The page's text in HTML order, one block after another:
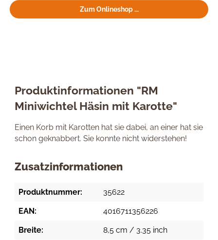
Zum Onlineshop ...
Produktinformationen "RM
Miniwichtel Häsin mit Karotte"
Einen Korb mit Karotten hat sie dabei, an einer hat sie
schon geknabbert. Sie konnte nicht widerstehen!
Zusatzinformationen
Produktnummer: 35622
EAN: 4016711356226
Breite: 8,5 cm / 3.35 inch